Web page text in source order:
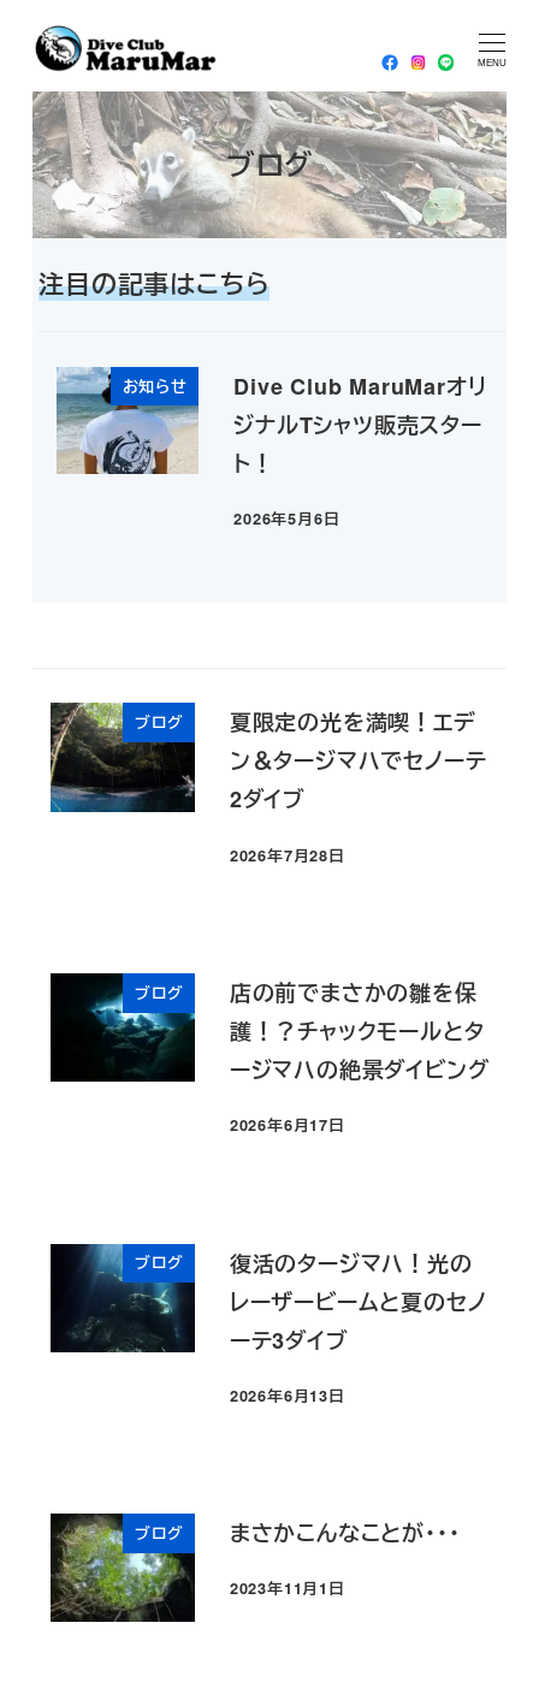
MENU
HOME タージマハ/Tajima ha
ブログ
注目の記事はこちら
お知らせ
Dive Club MaruMarオリ
ジナルTシャツ販売スター
ト！
投稿日
2026年5月6日
ブログ
夏限定の光を満喫！エデ
ン＆タージマハでセノーテ
2ダイブ
投稿日
2026年7月28日
ブログ
店の前でまさかの雛を保
護！？チャックモールとタ
ージマハの絶景ダイビング
投稿日
2026年6月17日
ブログ
復活のタージマハ！光の
レーザービームと夏のセノ
ーテ3ダイブ
投稿日
2026年6月13日
ブログ まさかこんなことが・・・
投稿日
2023年11月1日